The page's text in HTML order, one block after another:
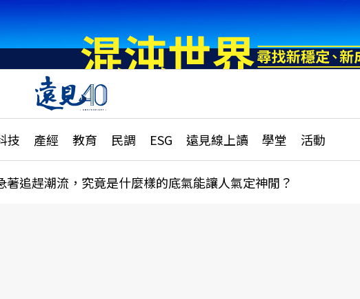
技 產經 教育 民調 ESG 遠見線上讀 學堂 活動
特輯
大學升學、職涯攻略
縣市施政調查全解析
民調
更多訂閱方案
著追趕潮流，究竟是什麼樣的底氣能讓人氣定神閒？